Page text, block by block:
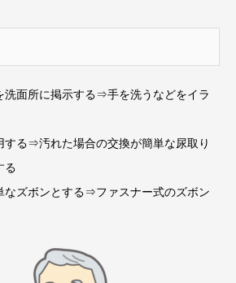
洗面所に掲示する⇒手を洗うなどをイラ
する⇒汚れた場合の交換が簡単な尿取り
る
なズボンとする⇒ファスナー式のズボン